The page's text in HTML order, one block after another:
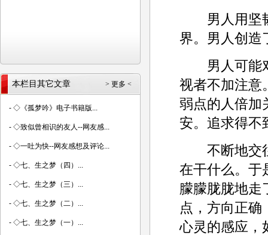
男人用坚韧
界。男人创造
男人可能对
视者不加注意
弱点的人倍加
安。追求得不
不断地交往
在干什么。于
朦朦胧胧地走
点，方向正确
心灵的感应，
> 更多 <
本栏目其它文章
- ◇《孤梦吟》电子书籍版...
- ◇致似曾相识的友人--网友感...
- ◇一吐为快--网友感想及评论...
- ◇七、生之梦（四）...
- ◇七、生之梦（三）...
- ◇七、生之梦（二）...
- ◇七、生之梦（一）...